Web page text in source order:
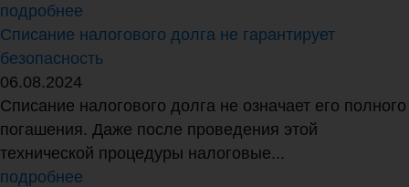
подробнее
Списание налогового долга не гарантирует
безопасность
06.08.2024
Списание налогового долга не означает его полного
погашения. Даже после проведения этой
технической процедуры налоговые...
подробнее